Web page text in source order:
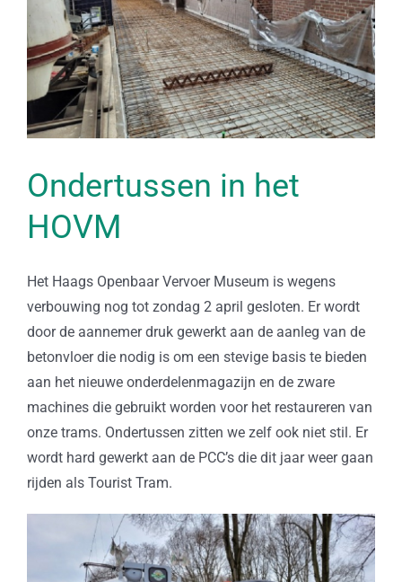
Ondertussen in het
HOVM
Het Haags Openbaar Vervoer Museum is wegens
verbouwing nog tot zondag 2 april gesloten. Er wordt
door de aannemer druk gewerkt aan de aanleg van de
betonvloer die nodig is om een stevige basis te bieden
aan het nieuwe onderdelenmagazijn en de zware
machines die gebruikt worden voor het restaureren van
onze trams. Ondertussen zitten we zelf ook niet stil. Er
wordt hard gewerkt aan de PCC’s die dit jaar weer gaan
rijden als Tourist Tram.